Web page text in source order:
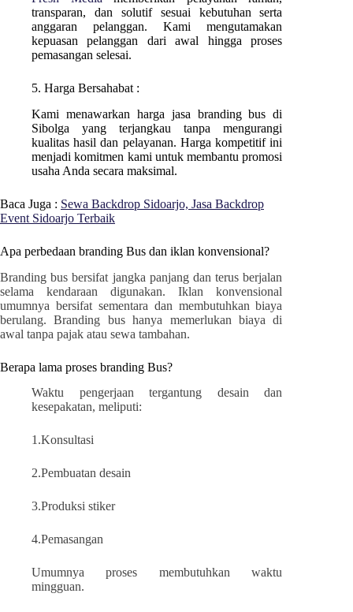
transparan, dan solutif sesuai kebutuhan serta
anggaran pelanggan. Kami mengutamakan
kepuasan pelanggan dari awal hingga proses
pemasangan selesai.
5. Harga Bersahabat :
Kami menawarkan harga jasa branding bus di
Sibolgayang terjangkau tanpa mengurangi
kualitas hasil dan pelayanan. Harga kompetitif ini
menjadi komitmen kami untuk membantu promosi
usaha Anda secara maksimal.
Baca Juga : Sewa Backdrop Sidoarjo, Jasa Backdrop
Event Sidoarjo Terbaik
Apa perbedaan branding Bus dan iklan konvensional?
Branding bus bersifat jangka panjang dan terus berjalan
selama kendaraan digunakan. Iklan konvensional
umumnya bersifat sementara dan membutuhkan biaya
berulang. Branding bus hanya memerlukan biaya di
awal tanpa pajak atau sewa tambahan.
Berapa lama proses branding Bus?
Waktu pengerjaan tergantung desain dan
kesepakatan, meliputi:
1.Konsultasi
2.Pembuatan desain
3.Produksi stiker
4.Pemasangan
Umumnya proses membutuhkan waktu
mingguan.